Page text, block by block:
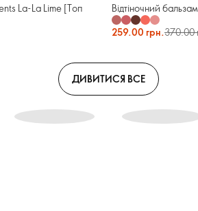
La-La Lime [Топ
Відтіночний
259.00 грн.370.00
ДИВИТИСЯ ВСЕ